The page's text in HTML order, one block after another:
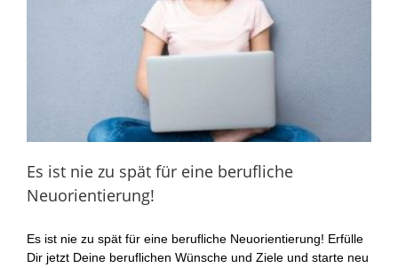
Es ist nie zu spät für eine berufliche
Neuorientierung!
Es ist nie zu spät für eine berufliche Neuorientierung! Erfülle
Dir jetzt Deine beruflichen Wünsche und Ziele und starte neu